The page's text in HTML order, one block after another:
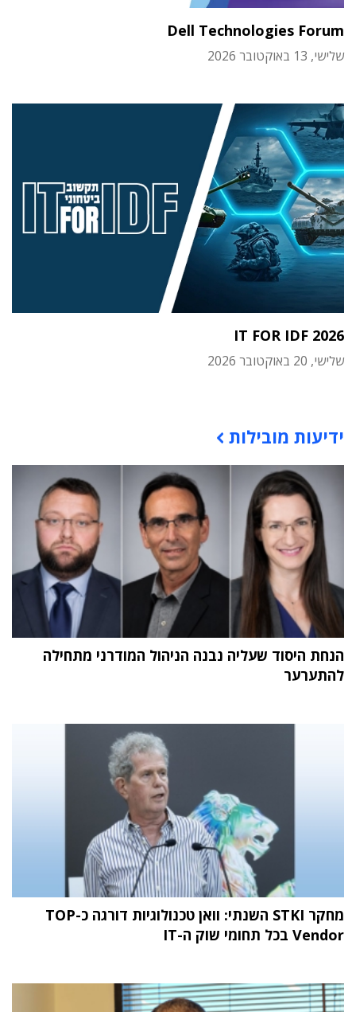
Dell Technologies Forum
שלישי, 13 באוקטובר 2026
IT FOR IDF 2026
שלישי, 20 באוקטובר 2026
ידיעות מובילות
הנחת היסוד שעליה נבנה הניהול המודרני מתחילה
להתערער
מחקר STKI השנתי: וואן טכנולוגיות דורגה כ-TOP
Vendor בכל תחומי שוק ה-IT